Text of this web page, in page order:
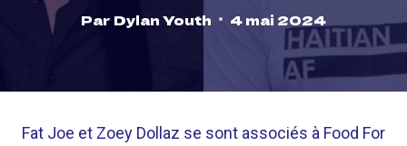
Par Dylan Youth 4 mai 2024
Fat Joe et Zoey Dollaz se sont associés à Food For